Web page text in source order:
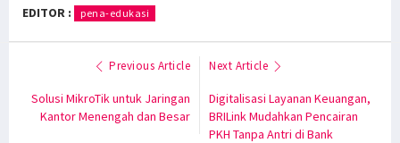
EDITOR : pena-edukasi
Previous Article
Solusi MikroTik untuk Jaringan
Kantor Menengah dan Besar
Next Article
Digitalisasi Layanan Keuangan,
BRILink Mudahkan Pencairan
PKH Tanpa Antri di Bank